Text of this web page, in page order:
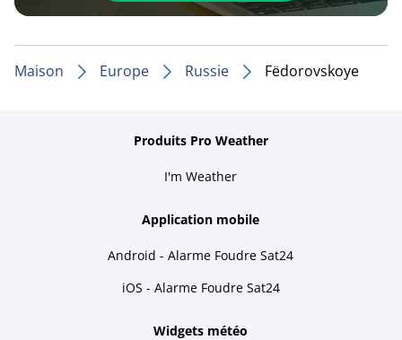
Maison Europe Russie Fëdorovskoye
Produits Pro Weather
I'm Weather
Application mobile
Android - Alarme Foudre Sat24
iOS - Alarme Foudre Sat24
Widgets météo